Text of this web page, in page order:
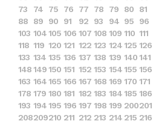
73
74 75 76 77 78 79 80 81
88
89 90 91 92 93 94 95 96
103 104105 106 107 108 109 110 111
118 119 120 121 122 123 124125 126
133 134 135 136 137 138 139 140141
148149150 151 152 153 154155 156
163 164165 166 167 168 169 170 171
178 179 180 181 182 183 184185 186
193 194195 196 197 198 199 200201
208209210 211 212 213 214 215 216